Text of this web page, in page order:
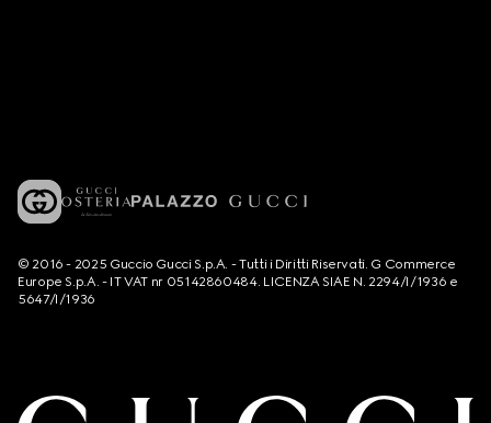
© 2016 - 2025 Guccio Gucci S.p.A. - Tutti i Diritti Riservati. G Commerce
Europe S.p.A. - IT VAT nr 05142860484. LICENZA SIAE N. 2294/I/1936 e
5647/I/1936